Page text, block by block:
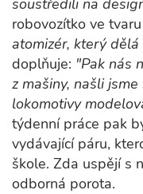
soustředili na
robovozítko ve
atomizér, který dělá
doplňuje: "Pak nás
z mašiny, našli
lokomotivy
týdenní práce pak
vydávající páru,
škole. Zda uspějí s
odborná porota.